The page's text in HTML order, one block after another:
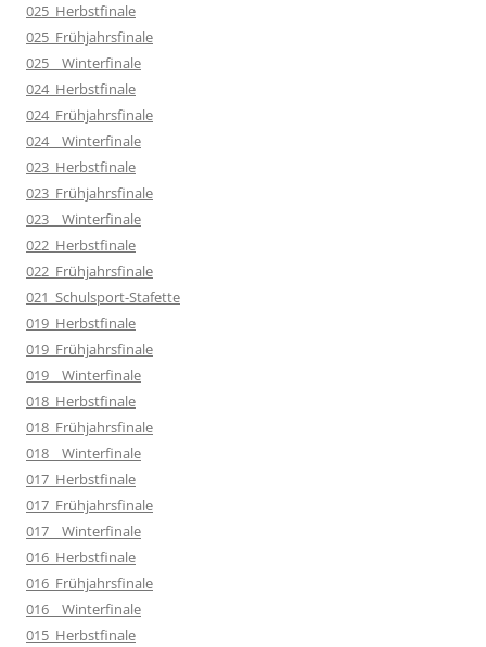
025_Herbstfinale
025_Frühjahrsfinale
025__Winterfinale
024_Herbstfinale
024_Frühjahrsfinale
024__Winterfinale
023_Herbstfinale
023_Frühjahrsfinale
023__Winterfinale
022_Herbstfinale
022_Frühjahrsfinale
021_Schulsport-Stafette
019_Herbstfinale
019_Frühjahrsfinale
019__Winterfinale
018_Herbstfinale
018_Frühjahrsfinale
018__Winterfinale
017_Herbstfinale
017_Frühjahrsfinale
017__Winterfinale
016_Herbstfinale
016_Frühjahrsfinale
016__Winterfinale
015_Herbstfinale